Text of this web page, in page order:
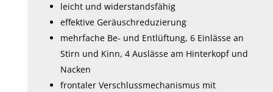
leicht und widerstandsfähig
effektive Geräuschreduzierung
mehrfache Be- und Entlüftung, 6 Einlässe an
Stirn und Kinn, 4 Auslässe am Hinterkopf und
Nacken
frontaler Verschlussmechanismus mit